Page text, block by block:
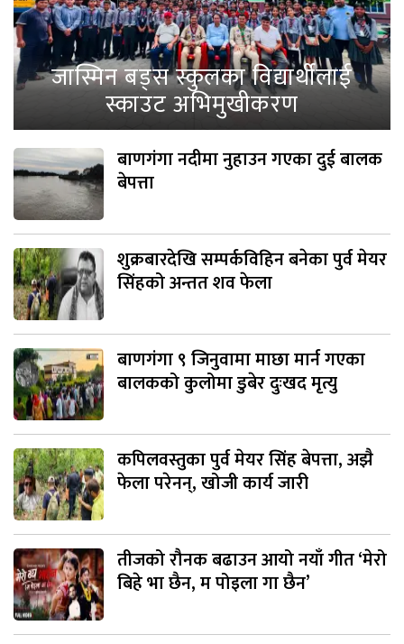
जास्मिन बड्स स्कुलका विद्यार्थीलाई
स्काउट अभिमुखीकरण
बाणगंगा नदीमा नुहाउन गएका दुई बालक
बेपत्ता
शुक्रबारदेखि सम्पर्कविहिन बनेका पुर्व मेयर
सिंहको अन्तत शव फेला
बाणगंगा ९ जिनुवामा माछा मार्न गएका
बालकको कुलोमा डुबेर दुःखद मृत्यु
कपिलवस्तुका पुर्व मेयर सिंह बेपत्ता, अझै
फेला परेनन्, खोजी कार्य जारी
तीजको रौनक बढाउन आयो नयाँ गीत ‘मेरो
बिहे भा छैन, म पोइला गा छैन’